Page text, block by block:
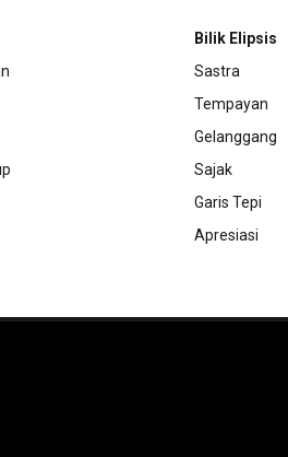
Bilik Elipsis
Sastra
Tempayan
Gelanggang
Sajak
Garis Tepi
Apresiasi